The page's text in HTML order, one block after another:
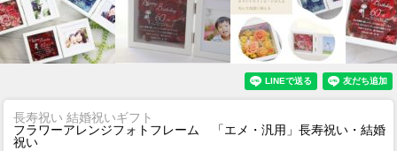
長寿祝い 結婚祝いギフト
フラワーアレンジフォトフレーム 「エメ・汎用」長寿祝い・結婚
祝い